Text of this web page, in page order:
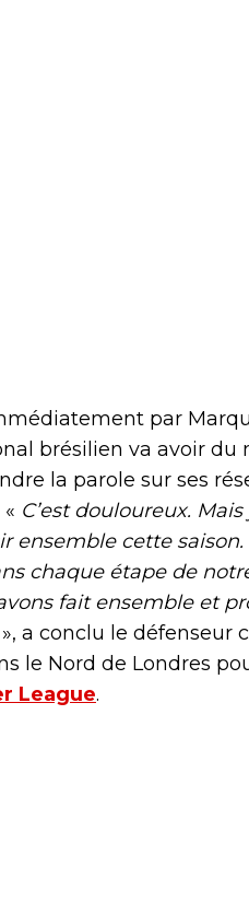
par
brésilien va avoir
la parole sur ses
C’est douloureux.
ensemble cette
chaque étape de
fait ensemble et
», a conclu le défenseur
le Nord de Londres
League.